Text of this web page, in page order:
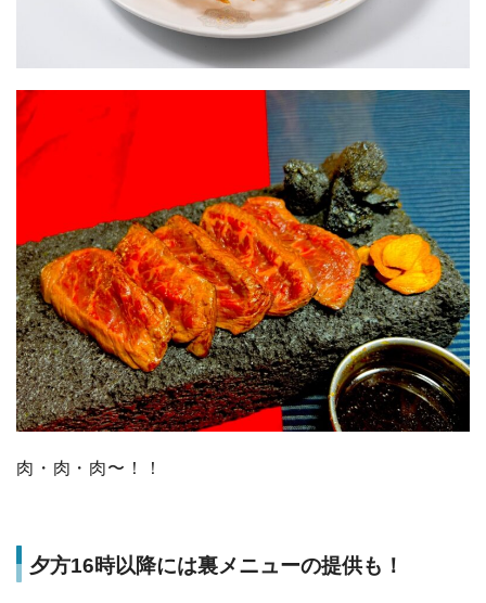
肉・肉・肉〜！！
夕方16時以降には裏メニューの提供も！